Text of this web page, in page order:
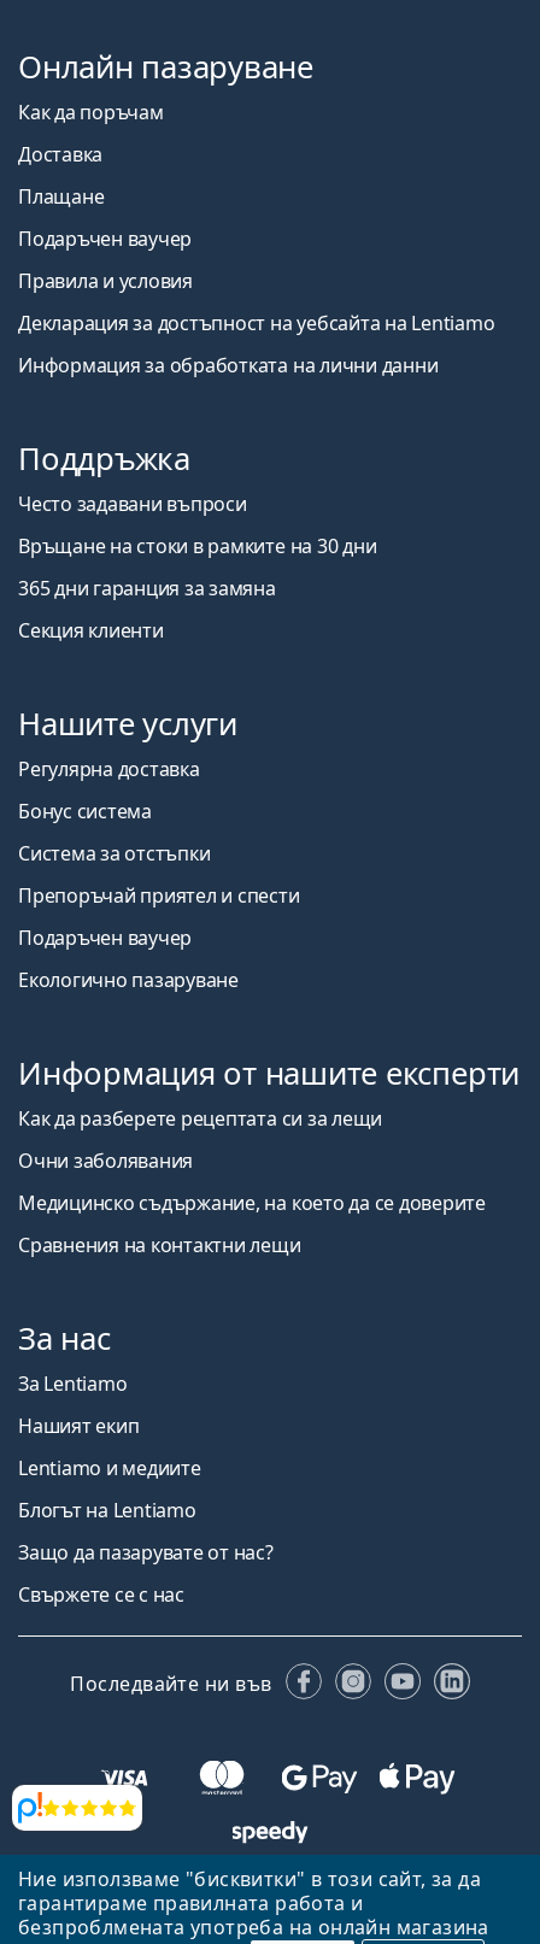
Ние използваме "бисквитки" в този сайт, за да
гарантираме правилната работа и
безпроблмената употреба на онлайн магазина
Прегледи
Онлайн пазаруване
Как да поръчам
Доставка
Плащане
Подаръчен ваучер
Правила и условия
Декларация за достъпност на уебсайта на Lentiamo
Информация за обработката на лични данни
Поддръжка
Често задавани въпроси
Връщане на стоки в рамките на 30 дни
365 дни гаранция за замяна
Секция клиенти
Нашите услуги
Регулярна доставка
Бонус система
Система за отстъпки
Препоръчай приятел и спести
Подаръчен ваучер
Екологично пазаруване
Информация от нашите експерти
Как да разберете рецептата си за лещи
Очни заболявания
Медицинско съдържание, на което да се доверите
Сравнения на контактни лещи
За нас
За Lentiamo
Нашият екип
Lentiamo и медиите
Блогът на Lentiamo
Защо да пазарувате от нас?
Свържете се с нас
Последвайте ни във FacebookInstagram
YouTube
Назад към началната страница
Нагоре
Lentiamo.bg е собственост и се управлява от Lentiamo s.r.o.,